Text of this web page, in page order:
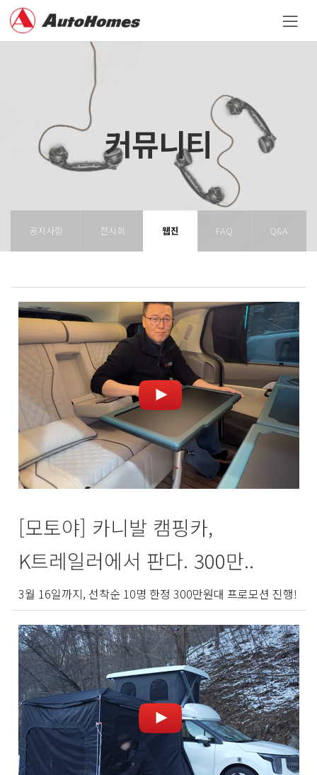
커뮤니티
공지사항 전시회 웹진 FAQ Q&A
[모토야] 카니발 캠핑카,
K트레일러에서 판다. 300만..
3월 16일까지, 선착순 10명 한정 300만원대 프로모션 진행!